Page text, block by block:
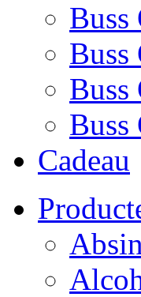
Cadeau